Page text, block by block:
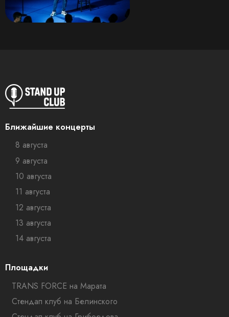
Ближайшие концерты
8 августа
9 августа
10 августа
11 августа
12 августа
13 августа
14 августа
Площадки
TRANS FORCE на Марата
Стендап клуб на Белинского